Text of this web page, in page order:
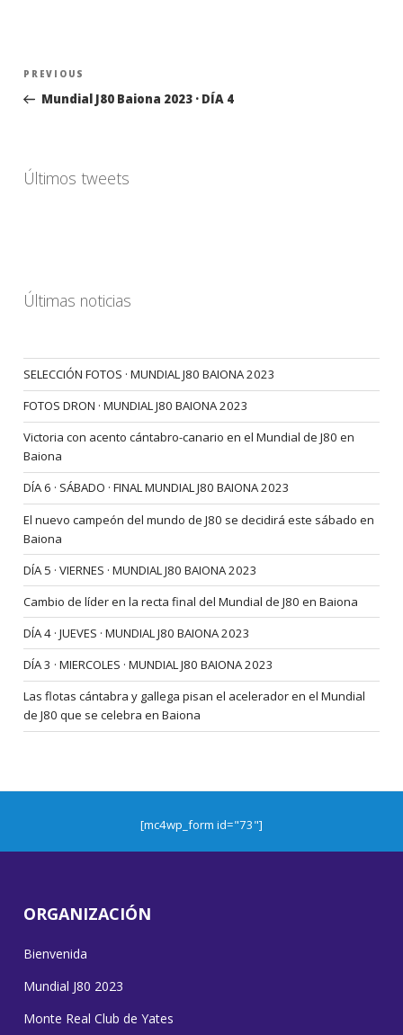
Navegación
entradas
Previous
Post
PREVIOUS
Mundial J80 Baiona 2023 · DÍA 4
Últimos tweets
Últimas noticias
SELECCIÓN FOTOS · MUNDIAL J80 BAIONA 2023
FOTOS DRON · MUNDIAL J80 BAIONA 2023
Victoria con acento cántabro-canario en el Mundial de J80 en
Baiona
DÍA 6 · SÁBADO · FINAL MUNDIAL J80 BAIONA 2023
El nuevo campeón del mundo de J80 se decidirá este sábado en
Baiona
DÍA 5 · VIERNES · MUNDIAL J80 BAIONA 2023
Cambio de líder en la recta final del Mundial de J80 en Baiona
DÍA 4 · JUEVES · MUNDIAL J80 BAIONA 2023
DÍA 3 · MIERCOLES · MUNDIAL J80 BAIONA 2023
Las flotas cántabra y gallega pisan el acelerador en el Mundial
de J80 que se celebra en Baiona
[mc4wp_form id="73"]
ORGANIZACIÓN
Bienvenida
Mundial J80 2023
Monte Real Club de Yates